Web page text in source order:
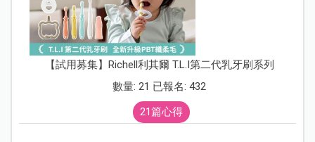
【試用募集】Richell利其爾 T.L.I第二代乳牙刷系列
數量: 21 已報名: 432
21篇心得